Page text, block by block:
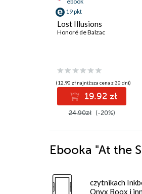
19 pkt
Lost Illusions
Honoré de Balzac
(12,90 zł najniższa cena z 30 dni)
19.92 zł
24.90zł (-20%)
Ebooka "At the
czytnikach
Onyx Boox i